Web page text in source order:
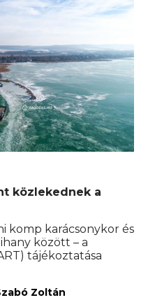
közlekednek a
komp karácsonykor és
között – a
tájékoztatása
Zoltán